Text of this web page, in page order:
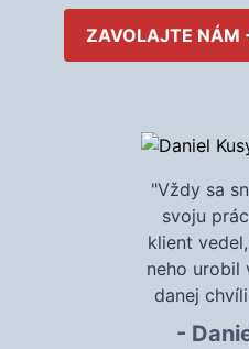
ZAVOLAJTE
"Vždy sa
svoju
klient
neho urobil
danej
-